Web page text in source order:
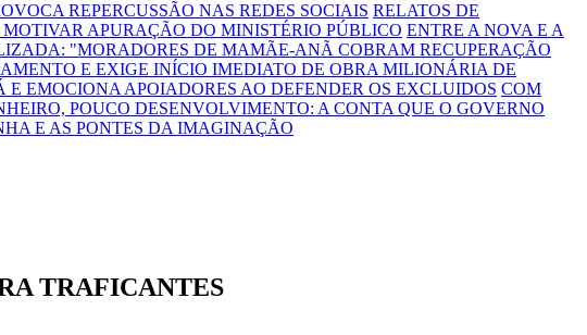
REPERCUSSÃO NAS REDES SOCIAIS RELATOS DE
APURAÇÃO DO MINISTÉRIO PÚBLICO ENTRE A NOVA E A
"MORADORES DE MAMÃE-ANÃ COBRAM RECUPERAÇÃO
E EXIGE INÍCIO IMEDIATO DE OBRA MILIONÁRIA DE
EMOCIONA APOIADORES AO DEFENDER OS EXCLUIDOS COM
POUCO DESENVOLVIMENTO: A CONTA QUE O GOVERNO
E AS PONTES DA IMAGINAÇÃO
TRAFICANTES